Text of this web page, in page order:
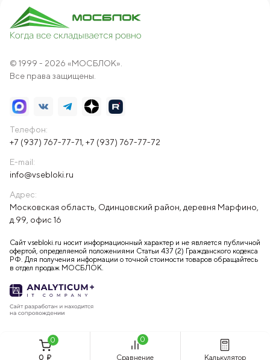
© 1999 - 2026 «МОСБЛОК».
Все права защищены.
Телефон:
+7 (937) 767-77-71 +7 (937) 767-77-72
E-mail:
info@vsebloki.ru
Адрес:
Московская область, Одинцовский район, деревня Марфино,
д.99, офис 16
Сайт vsebloki.ru носит информационный характер и не является публичной
офертой, определяемой положениями Статьи 437 (2) Гражданского кодекса
РФ. Для получения информации о точной стоимости товаров обращайтесь
в отдел продаж МОСБЛОК.
0
0 ₽
0
Сравнение Калькулятор